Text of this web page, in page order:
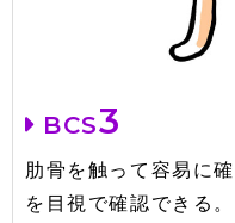
BCS3
肋骨を触って容易に
を目視で確認できる